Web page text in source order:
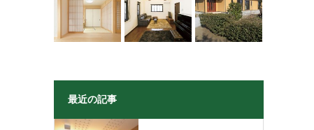
最近の記事